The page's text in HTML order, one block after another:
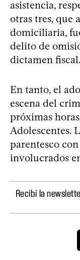
asistencia,
otras tres, que
domiciliaria,
delito de
dictamen fiscal.
En tanto, el
escena del
próximas
Adolescentes.
parentesco
involucrados
Recibí la